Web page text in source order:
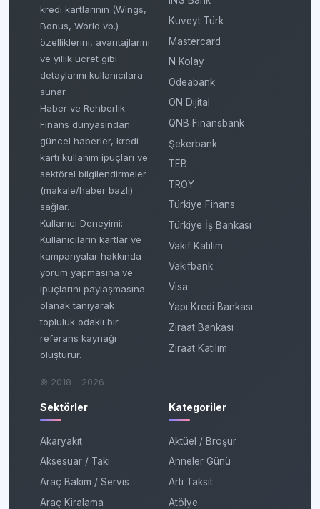
kredi kartlarının (Wings,
Bonus, World vb.)
özelliklerini, avantajlarını
ve yıllık ücret gibi
detaylarını kullanıcılara
sunar.
Haber ve Rehberlik:
Finans dünyasından
güncel haberler, kredi
kartı kullanım ipuçları ve
sektörel bilgilendirmeler
(makale/haber bazlı)
sağlar.
Kullanıcı Deneyimi:
Kullanıcıların kartlar ve
kampanyalar hakkında
yorum yapmasına ve
ipuçlarını paylaşmasına
olanak tanıyarak
topluluk odaklı bir
referans kaynağı
oluşturur.
© 2018 - 2026
Kuveyt Türk
Mastercard
N Kolay
Odeabank
ON Dijital
QNB Finansbank
Şekerbank
TEB
TROY
Türkiye Finans
Türkiye İş Bankası
Vakıf Katılım
Vakıfbank
Visa
Yapı Kredi Bankası
Ziraat Bankası
Ziraat Katılım
Sektörler
Akaryakıt
Aksesuar / Takı
Araç Bakım / Servis
Araç Kiralama
Kategoriler
Aktüel / Broşür
Anneler Günü
Artı Taksit
Atölye